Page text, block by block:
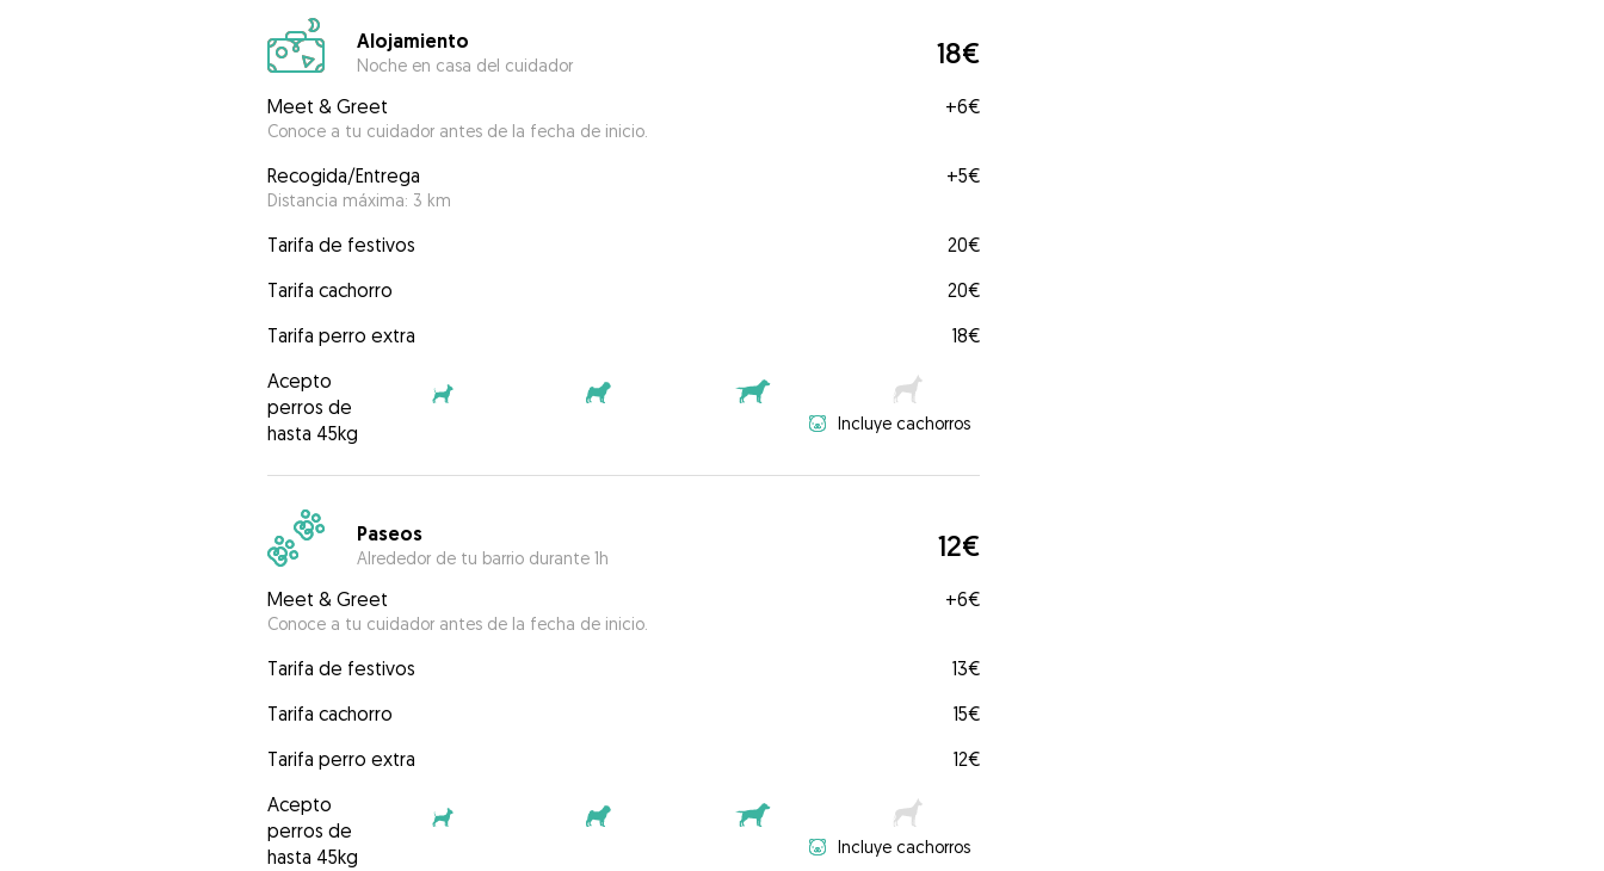
Alojamiento
Noche en casa del cuidador 18€
Meet & Greet
Conoce a tu cuidador antes de la fecha de inicio.
+6€
Recogida/Entrega
Distancia máxima: 3 km
+5€
Tarifa de festivos
20€
Tarifa cachorro
20€
Tarifa perro extra
18€
Acepto
perros de
hasta 45kg
Incluye cachorros
Paseos
Alrededor de tu barrio durante 1h 12€
Meet & Greet
Conoce a tu cuidador antes de la fecha de inicio.
+6€
Tarifa de festivos
13€
Tarifa cachorro
15€
Tarifa perro extra
12€
Acepto
perros de
hasta 45kg
Incluye cachorros